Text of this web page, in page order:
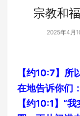
宗教和
2025年4月
【约10:7】所
在地告诉你们
【约10:1】“